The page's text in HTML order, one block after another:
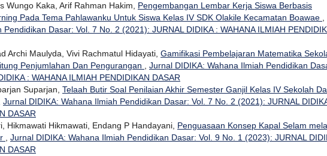
Wungo Kaka, Arif Rahman Hakim, Pengembangan Lembar Kerja Siswa Berbasis
Pada Tema Pahlawanku Untuk Siswa Kelas IV SDK Olakile Kecamatan Boawae
Dasar: Vol. 7 No. 2 (2021): JURNAL DIDIKA : WAHANA ILMIAH
Archi Maulyda, Vivi Rachmatul Hidayati, Gamifikasi Pembelajaran Matematika
Penjumlahan Dan Pengurangan
Jurnal DIDIKA: Wahana Ilmiah Pendidikan
: WAHANA ILMIAH PENDIDIKAN DASAR
Suparjan, Telaah Butir Soal Penilaian Akhir Semester Ganjil Kelas IV Sekolah
Jurnal DIDIKA: Wahana Ilmiah Pendidikan Dasar: Vol. 7 No. 2 (2021): JURNAL
DASAR
Hikmawati Hikmawati, Endang P Handayani, Penguasaan Konsep Kapal Selam
Jurnal DIDIKA: Wahana Ilmiah Pendidikan Dasar: Vol. 9 No. 1 (2023): JURNAL
DASAR